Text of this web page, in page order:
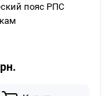
пояс РПС